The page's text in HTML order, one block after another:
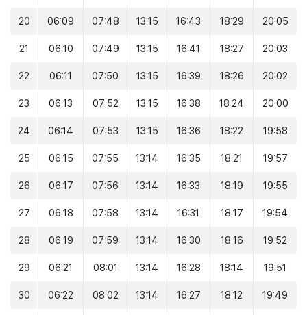
20 06:09 07:48 13:15 16:43 18:29 20:05
21 06:10 07:49 13:15 16:41 18:27 20:03
22 06:11 07:50 13:15 16:39 18:26 20:02
23 06:13 07:52 13:15 16:38 18:24 20:00
24 06:14 07:53 13:15 16:36 18:22 19:58
25 06:15 07:55 13:14 16:35 18:21 19:57
26 06:17 07:56 13:14 16:33 18:19 19:55
27 06:18 07:58 13:14 16:31 18:17 19:54
28 06:19 07:59 13:14 16:30 18:16 19:52
29 06:21 08:01 13:14 16:28 18:14 19:51
30 06:22 08:02 13:14 16:27 18:12 19:49